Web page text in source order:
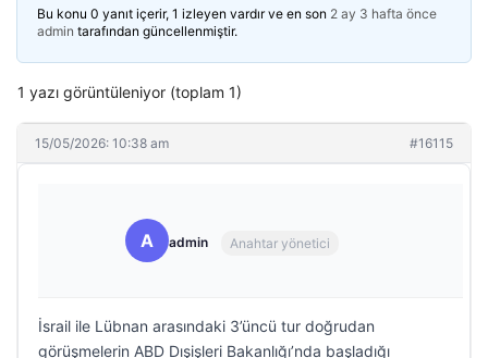
Bu konu 0 yanıt içerir, 1 izleyen vardır ve en son 2 ay 3 hafta önce
admin tarafından güncellenmiştir.
1 yazı görüntüleniyor (toplam 1)
15/05/2026: 10:38 am #16115
A admin Anahtar yönetici
İsrail ile Lübnan arasındaki 3’üncü tur doğrudan
görüşmelerin ABD Dışişleri Bakanlığı’nda başladığı